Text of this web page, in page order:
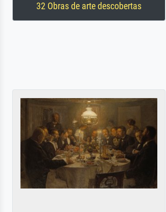
32 Obras de arte descobertas